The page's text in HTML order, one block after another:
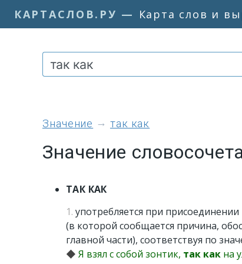
КАРТАСЛОВ.РУ — Карта слов и
значение так как
Значение
ТАК КАК
1. употребляется при
(в которой сообщается причина,
главной части), соответствуя по
◆ Я взял с собой зонтик, так как на